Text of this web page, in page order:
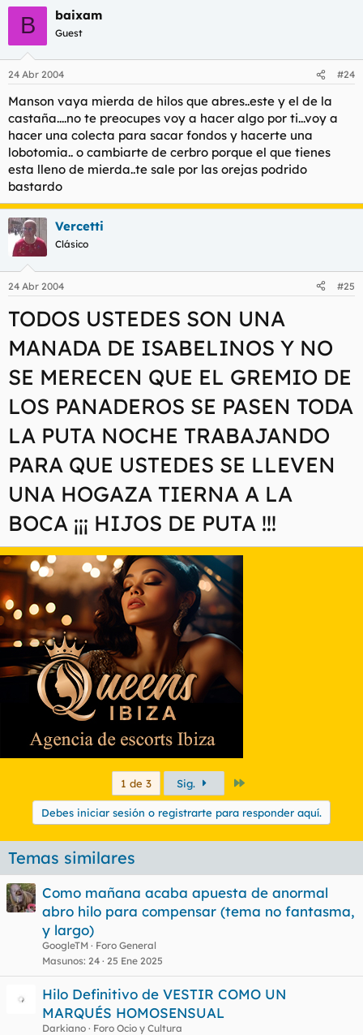
B baixam
Guest
24 Abr 2004 #24
Manson vaya mierda de hilos que abres..este y el de la
castaña....no te preocupes voy a hacer algo por ti...voy a
hacer una colecta para sacar fondos y hacerte una
lobotomia.. o cambiarte de cerbro porque el que tienes
esta lleno de mierda..te sale por las orejas podrido
bastardo
Vercetti
Clásico
24 Abr 2004 #25
TODOS USTEDES SON UNA
MANADA DE ISABELINOS Y NO
SE MERECEN QUE EL GREMIO DE
LOS PANADEROS SE PASEN TODA
LA PUTA NOCHE TRABAJANDO
PARA QUE USTEDES SE LLEVEN
UNA HOGAZA TIERNA A LA
BOCA ¡¡¡ HIJOS DE PUTA !!!
1 de 3 Sig.
Debes iniciar sesión o registrarte para responder aquí.
Temas similares
Como mañana acaba apuesta de anormal
abro hilo para compensar (tema no fantasma,
y largo)
GoogleTM
Foro General
Masunos 24 25 Ene 2025
Hilo Definitivo de VESTIR COMO UN
MARQUÉS HOMOSENSUAL
Darkiano
Foro Ocio y Cultura